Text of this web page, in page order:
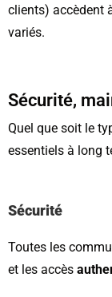
clients) accèdent
variés.
Sécurité,
Quel que soit le
essentiels à long
Sécurité
Toutes les
et les accès